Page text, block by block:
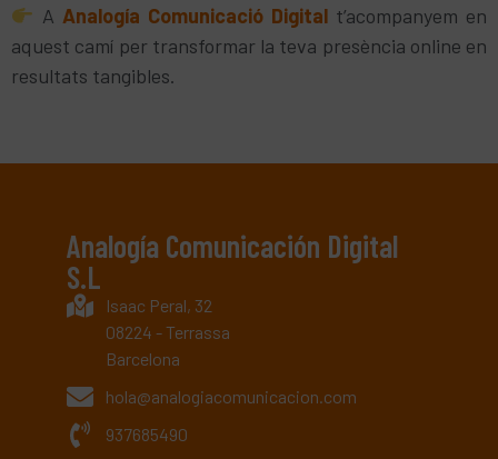
A Analogía Comunicació Digital t’acompanyem en
aquest camí per transformar la teva presència online en
resultats tangibles.
Analogía Comunicación Digital
S.L
Isaac Peral, 32
08224 - Terrassa
Barcelona
hola@analogiacomunicacion.com
937685490